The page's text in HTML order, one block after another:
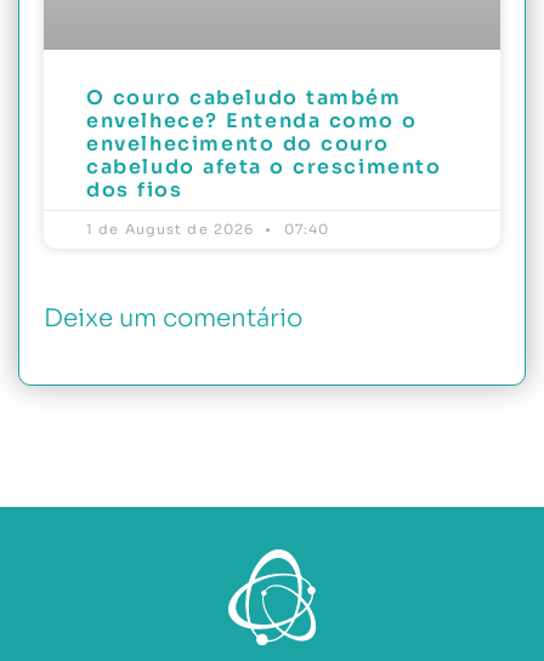
O couro cabeludo também
envelhece? Entenda como o
envelhecimento do couro
cabeludo afeta o crescimento
dos fios
1 de August de 2026 07:40
Deixe um comentário